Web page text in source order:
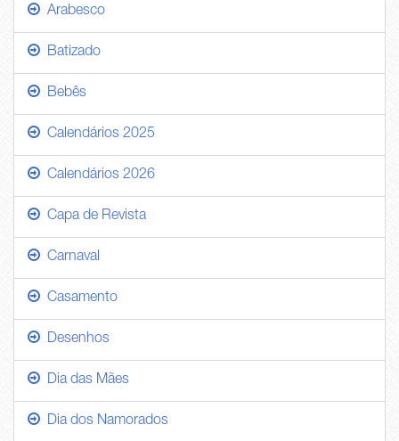
Arabesco
Batizado
Bebês
Calendários 2025
Calendários 2026
Capa de Revista
Carnaval
Casamento
Desenhos
Dia das Mães
Dia dos Namorados